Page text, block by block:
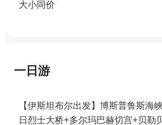
大小同价
一日游
【伊斯坦布尔出发】博斯普鲁斯海
日烈士大桥+多尔玛巴赫切宫+贝勒